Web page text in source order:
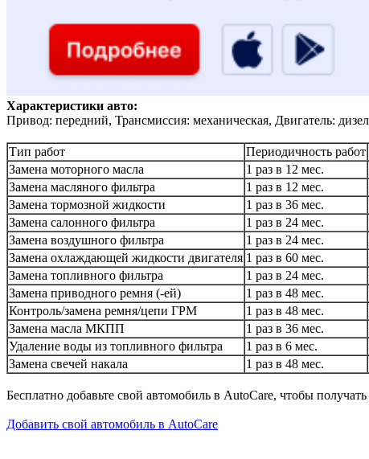
Характеристики авто:
Привод: передний, Трансмиссия: механическая, Двигатель:
Тип работ Периодичность работ
Замена моторного масла
1 раз в 12 мес.
Замена масляного фильтра
1 раз в 12 мес.
Замена тормозной жидкости
1 раз в 36 мес.
Замена салонного фильтра
1 раз в 24 мес.
Замена воздушного фильтра
1 раз в 24 мес.
Замена охлаждающей жидкости двигателя 1 раз в 60 мес.
Замена топливного фильтра
1 раз в 24 мес.
Замена приводного ремня (-ей)
1 раз в 48 мес.
Контроль/замена ремня/цепи ГРМ
1 раз в 48 мес.
Замена масла МКПП
1 раз в 36 мес.
Удаление воды из топливного фильтра
1 раз в 6 мес.
Замена свечей накала
1 раз в 48 мес.
Бесплатно добавьте свой автомобиль в AutoCare, чтобы
Добавить свой автомобиль в AutoCare